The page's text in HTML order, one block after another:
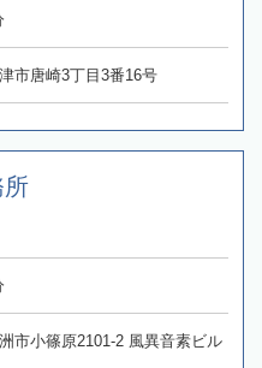
市唐崎3丁目3番16号
所
市小篠原2101-2 風異音素ビル